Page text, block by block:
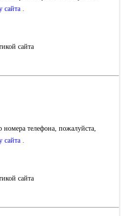
сайта .
сайта
телефона, пожалуйста,
сайта .
сайта